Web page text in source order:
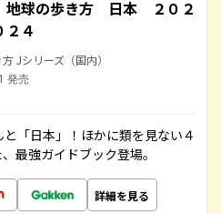
球の歩き方 日本 ２０２
２４
Jシリーズ（国内）
発売
「日本」！ほかに類を見ない４
最強ガイドブック登場。
詳細を見る